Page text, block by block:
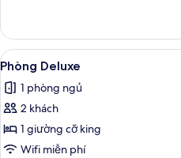
Phòng
Deluxe,
ban
Xem
tất
cả
ảnh
Phòng
Deluxe
3
Phòng Deluxe
1 phòng ngủ
2 khách
1 giường cỡ king
Wifi miễn phí